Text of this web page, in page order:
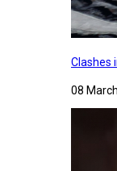
Clashes
08